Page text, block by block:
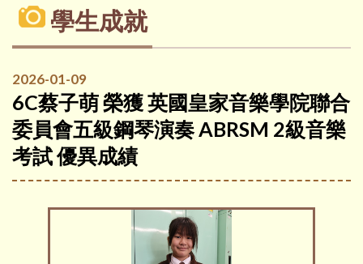
學生成就
2026-01-09
6C蔡子萌 榮獲 英國皇家音樂學院聯合
委員會五級鋼琴演奏 ABRSM 2級音樂
考試 優異成績